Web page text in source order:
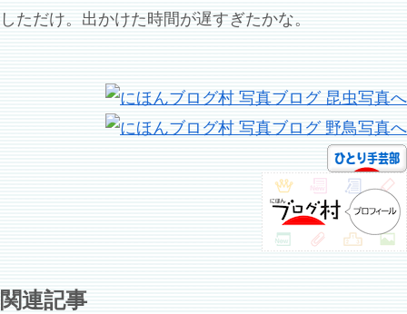
しただけ。出かけた時間が遅すぎたかな。
関連記事